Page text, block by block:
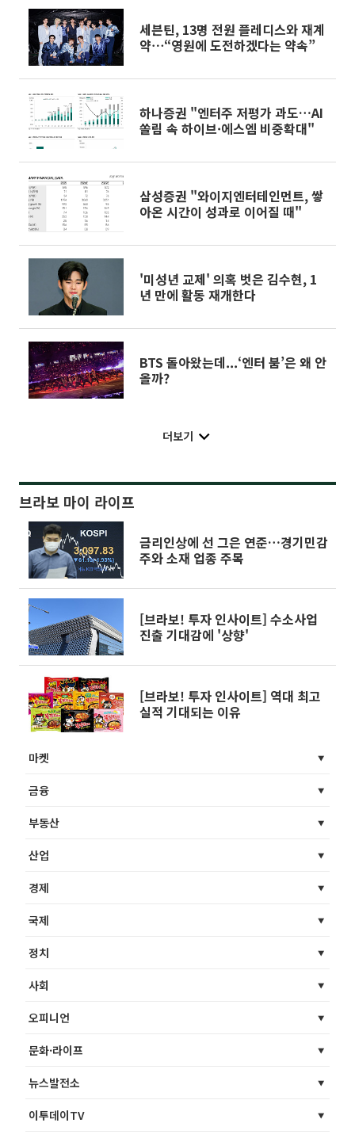
세븐틴, 13명 전원 플레디스와 재계
약⋯“영원에 도전하겠다는 약속”
하나증권 "엔터주 저평가 과도…AI
쏠림 속 하이브·에스엠 비중확대"
삼성증권 "와이지엔터테인먼트, 쌓
아온 시간이 성과로 이어질 때"
'미성년 교제' 의혹 벗은 김수현, 1
년 만에 활동 재개한다
BTS 돌아왔는데...‘엔터 붐’은 왜 안
올까?
더보기
브라보 마이 라이프
금리인상에 선 그은 연준…경기민감
주와 소재 업종 주목
[브라보! 투자 인사이트] 수소사업
진출 기대감에 '상향'
[브라보! 투자 인사이트] 역대 최고
실적 기대되는 이유
마켓
금융
부동산
산업
경제
국제
정치
사회
오피니언
문화·라이프
뉴스발전소
이투데이TV